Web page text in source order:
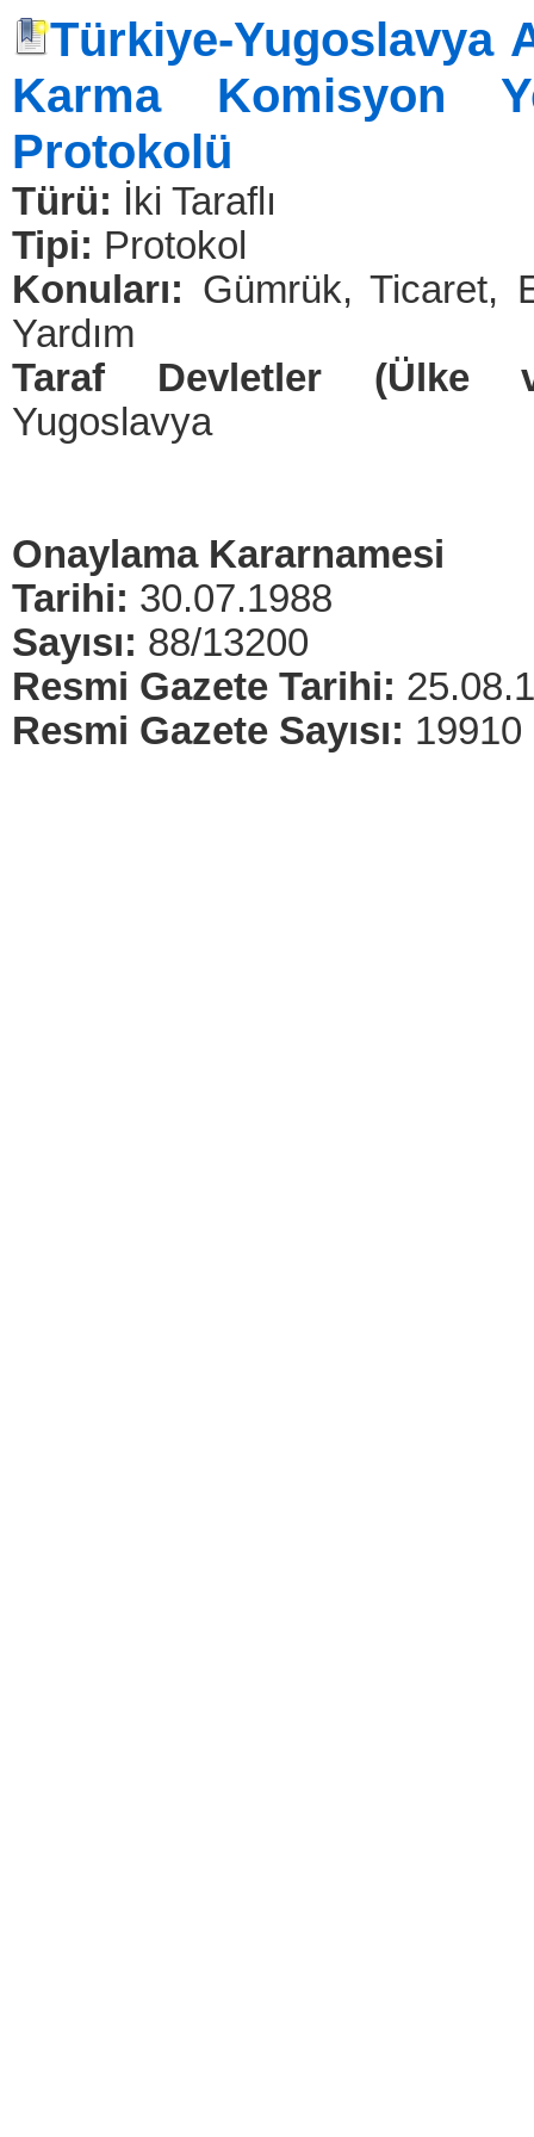
Türkiye-Yugoslavya
Karma Komisyon
Protokolü
Türü: İki Taraflı
Tipi: Protokol
Konuları: Gümrük, Ticaret,
Yardım
Taraf Devletler (Ülke
Yugoslavya
Onaylama Kararnamesi
Tarihi: 30.07.1988
Sayısı: 88/13200
Resmi Gazete Tarihi:
Resmi Gazete Sayısı: 19910